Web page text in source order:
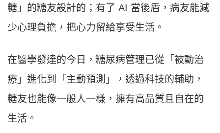
糖」的糖友設計的；有了 AI 當後盾，病友能減
少心理負擔，把心力留給享受生活。
在醫學發達的今日，糖尿病管理已從「被動治
療」進化到「主動預測」，透過科技的輔助，
糖友也能像一般人一樣，擁有高品質且自在的
生活。